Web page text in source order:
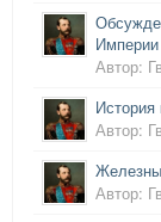
Империи
Автор:
История
Автор:
Автор: